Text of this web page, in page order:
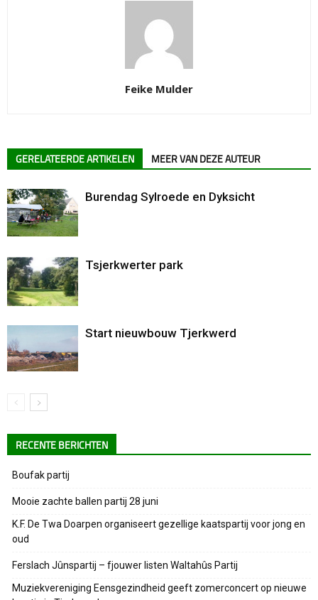
Feike Mulder
GERELATEERDE ARTIKELEN MEER VAN DEZE AUTEUR
Burendag Sylroede en Dyksicht
Tsjerkwerter park
Start nieuwbouw Tjerkwerd
RECENTE BERICHTEN
Boufak partij
Mooie zachte ballen partij 28 juni
K.F. De Twa Doarpen organiseert gezellige kaatspartij voor jong en
oud
Ferslach Jûnspartij – fjouwer listen Waltahûs Partij
Muziekvereniging Eensgezindheid geeft zomerconcert op nieuwe